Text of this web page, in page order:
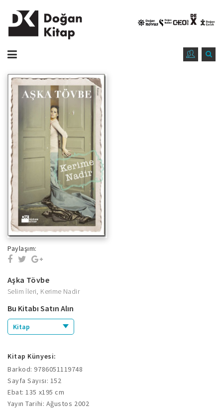
Paylaşım:
Aşka Tövbe
Selim İleri, Kerime Nadir
Bu Kitabı Satın Alın
Kitap
Kitap Künyesi:
Barkod: 9786051119748
Sayfa Sayısı: 152
Ebat: 135 x195 cm
Yayın Tarihi: Ağustos 2002